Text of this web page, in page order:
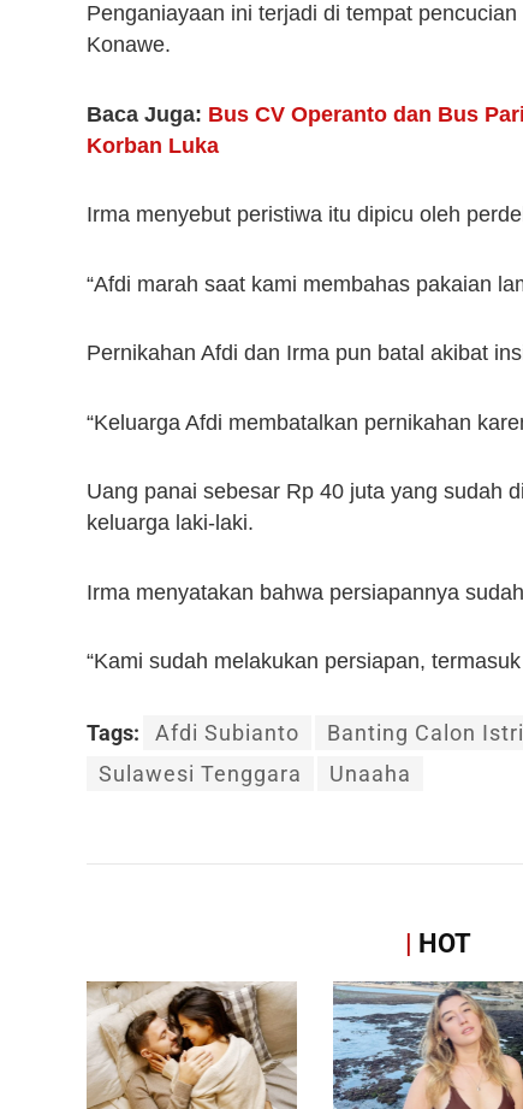
Penganiayaan ini terjadi di tempat
Konawe.
Baca Juga: Bus CV Operanto dan Bus
Korban Luka
Irma menyebut peristiwa itu dipicu oleh
“Afdi marah saat kami membahas pakaian
Pernikahan Afdi dan Irma pun batal akibat
“Keluarga Afdi membatalkan pernikahan
Uang panai sebesar Rp 40 juta yang sudah
keluarga laki-laki.
Irma menyatakan bahwa persiapannya
“Kami sudah melakukan persiapan,
Tags: Afdi Subianto Banting Calon Istri
Sulawesi Tenggara
Unaaha
| HOT